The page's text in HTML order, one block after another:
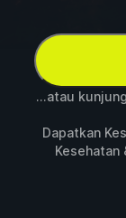
...atau
Dapatkan
Kesehatan